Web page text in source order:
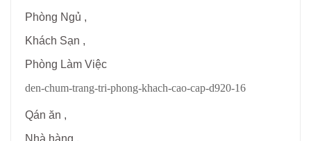
Phòng Ngủ ,
Khách Sạn ,
Phòng Làm Việc
den-chum-trang-tri-phong-khach-cao-cap-d920-16
Qán ăn ,
Nhà hàng ,